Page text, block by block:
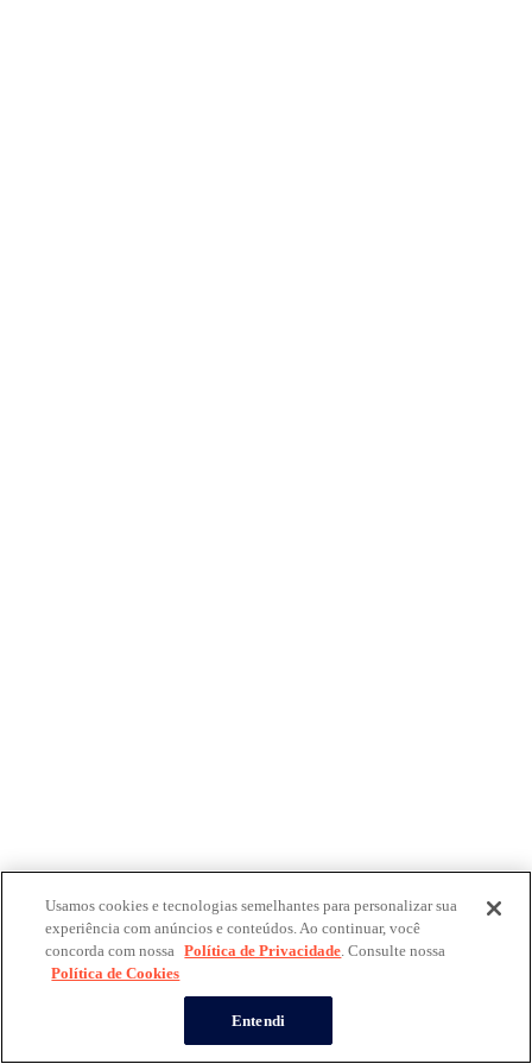
Usamos cookies e tecnologias semelhantes para personalizar sua
experiência com anúncios e conteúdos. Ao continuar, você
concorda com nossa Política de Privacidade. Consulte nossa
Política de Cookies
Entendi